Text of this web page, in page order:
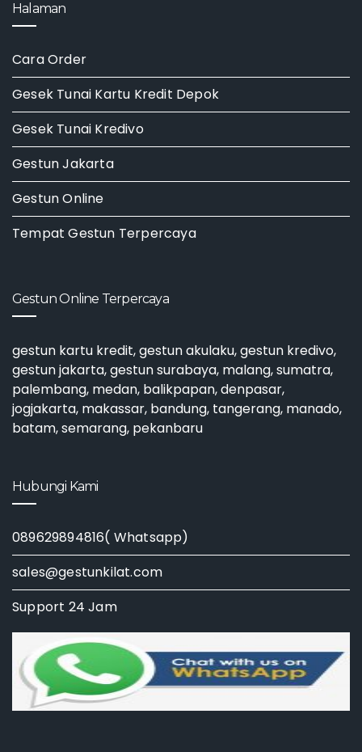
Halaman
Cara Order
Gesek Tunai Kartu Kredit Depok
Gesek Tunai Kredivo
Gestun Jakarta
Gestun Online
Tempat Gestun Terpercaya
Gestun Online Terpercaya
gestun kartu kredit,gestun akulaku,gestun kredivo,
gestun jakarta,gestun surabaya, malang, sumatra,
palembang, medan, balikpapan, denpasar,
jogjakarta, makassar, bandung, tangerang, manado,
batam, semarang, pekanbaru
Hubungi Kami
089629894816( Whatsapp)
sales@gestunkilat.com
Support 24 Jam